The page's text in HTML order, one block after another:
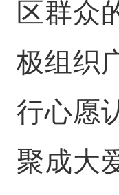
区群众
极组织
行心愿
聚成大